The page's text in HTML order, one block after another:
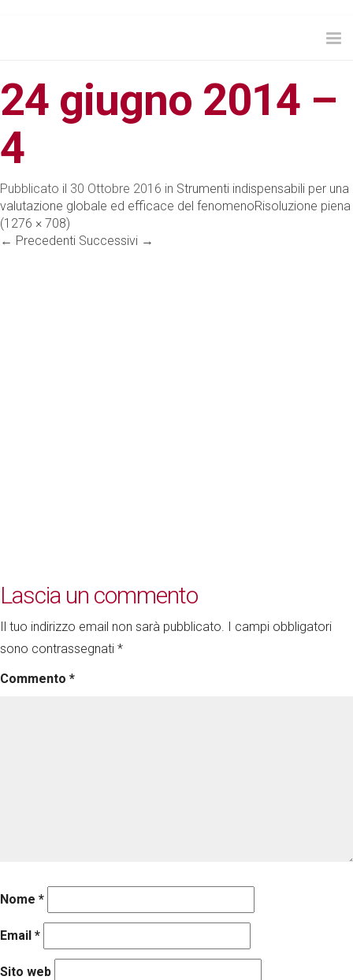
24 giugno 2014 –
4
Pubblicato il 30 Ottobre 2016 in Strumenti indispensabili per una
valutazione globale ed efficace del fenomenoRisoluzione piena
(1276 × 708)
← Precedenti Successivi →
Lascia un commento
Il tuo indirizzo email non sarà pubblicato. I campi obbligatori
sono contrassegnati *
Commento *
Nome *
Email *
Sito web